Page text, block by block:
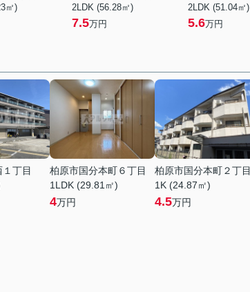
㎡)
2LDK (56.28㎡)
7.5万円
2LDK (51.04㎡)
5.6万円
丁目
柏原市国分本町６丁目
1LDK (29.81㎡)
4万円
柏原市国分本町２丁目
1K (24.87㎡)
4.5万円